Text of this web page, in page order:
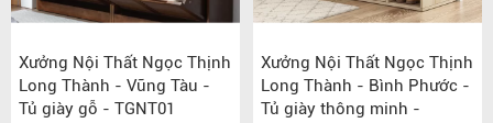
Xưởng Nội Thất Ngọc Thịnh
Long Thành - Vũng Tàu -
Tủ giày gỗ - TGNT01
Xưởng Nội Thất Ngọc Thịnh
Long Thành - Bình Phước -
Tủ giày thông minh -